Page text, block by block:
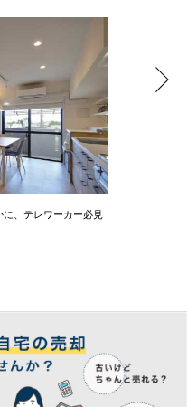
、テレワーカー必見